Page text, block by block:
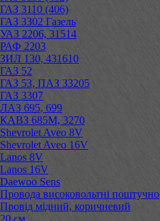
ГАЗ 3110 (406)
ГАЗ 3302 Газель
УАЗ 2206, 31514
РАФ 2203
ЗИЛ 130, 431610
ГАЗ 52
ГАЗ 53, ПАЗ 33205
ГАЗ 3307
ЛАЗ 695, 699
КАВЗ 685М, 3270
Shevrolet Aveo 8V
Shevrolet Aveo 16V
Lanos 8V
Lanos 16V
Daewoo Sens
Провода високовольтні поштучно
Провід мідний, коричневий
20 см